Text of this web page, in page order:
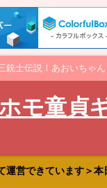
士伝説！あおいちゃ
モ童貞
営できています＞